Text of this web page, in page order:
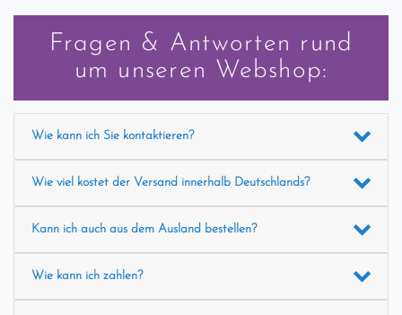
Fragen & Antworten rund
um unseren Webshop:
Wie kann ich Sie kontaktieren?
Wie viel kostet der Versand innerhalb Deutschlands?
Kann ich auch aus dem Ausland bestellen?
Wie kann ich zahlen?